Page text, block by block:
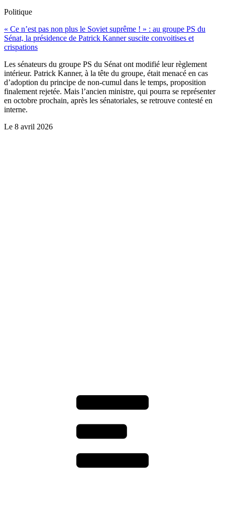
Politique
« Ce n’est pas non plus le Soviet suprême ! » : au groupe PS du
Sénat, la présidence de Patrick Kanner suscite convoitises et
crispations
Les sénateurs du groupe PS du Sénat ont modifié leur règlement
intérieur. Patrick Kanner, à la tête du groupe, était menacé en cas
d’adoption du principe de non-cumul dans le temps, proposition
finalement rejetée. Mais l’ancien ministre, qui pourra se représenter
en octobre prochain, après les sénatoriales, se retrouve contesté en
interne.
Le 8 avril 2026